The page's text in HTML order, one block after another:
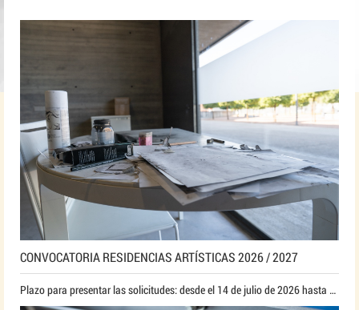
CONVOCATORIA RESIDENCIAS ARTÍSTICAS 2026 / 2027
Plazo para presentar las solicitudes: desde el 14 de julio de 2026 hasta el 13 de agosto de 2026, a las 23:59 h.